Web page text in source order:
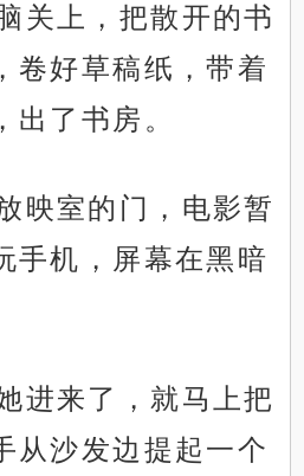
关上，把散开的书
卷好草稿纸，带着
出了书房。
映室的门，电影暂
手机，屏幕在黑暗
进来了，就马上把
从沙发边提起一个